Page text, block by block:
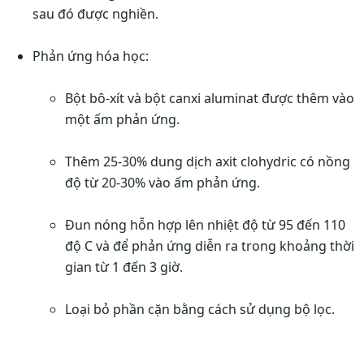
sau đó được nghiền.
Phản ứng hóa học:
Bột bô-xít và bột canxi aluminat được thêm vào
một ấm phản ứng.
Thêm 25-30% dung dịch axit clohydric có nồng
độ từ 20-30% vào ấm phản ứng.
Đun nóng hỗn hợp lên nhiệt độ từ 95 đến 110
độ C và để phản ứng diễn ra trong khoảng thời
gian từ 1 đến 3 giờ.
Loại bỏ phần cặn bằng cách sử dụng bộ lọc.